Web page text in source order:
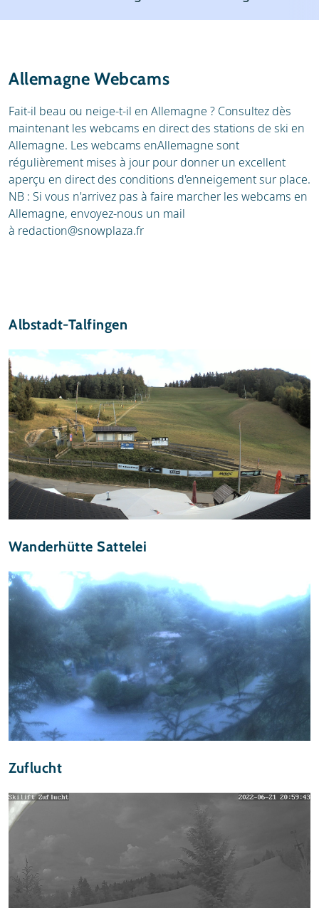
Avis
Allemagne Webcams
Fait-il beau ou neige-t-il en Allemagne ? Consultez dès
maintenant les webcams en direct des stations de ski en
Allemagne. Les webcams enAllemagne sont
régulièrement mises à jour pour donner un excellent
aperçu en direct des conditions d'enneigement sur place.
NB : Si vous n'arrivez pas à faire marcher les webcams en
Allemagne, envoyez-nous un mail
à redaction@snowplaza.fr
Albstadt-Talfingen
Wanderhütte Sattelei
Zuflucht